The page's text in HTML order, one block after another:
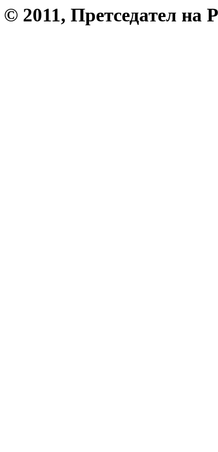
© 2011, Претседател на